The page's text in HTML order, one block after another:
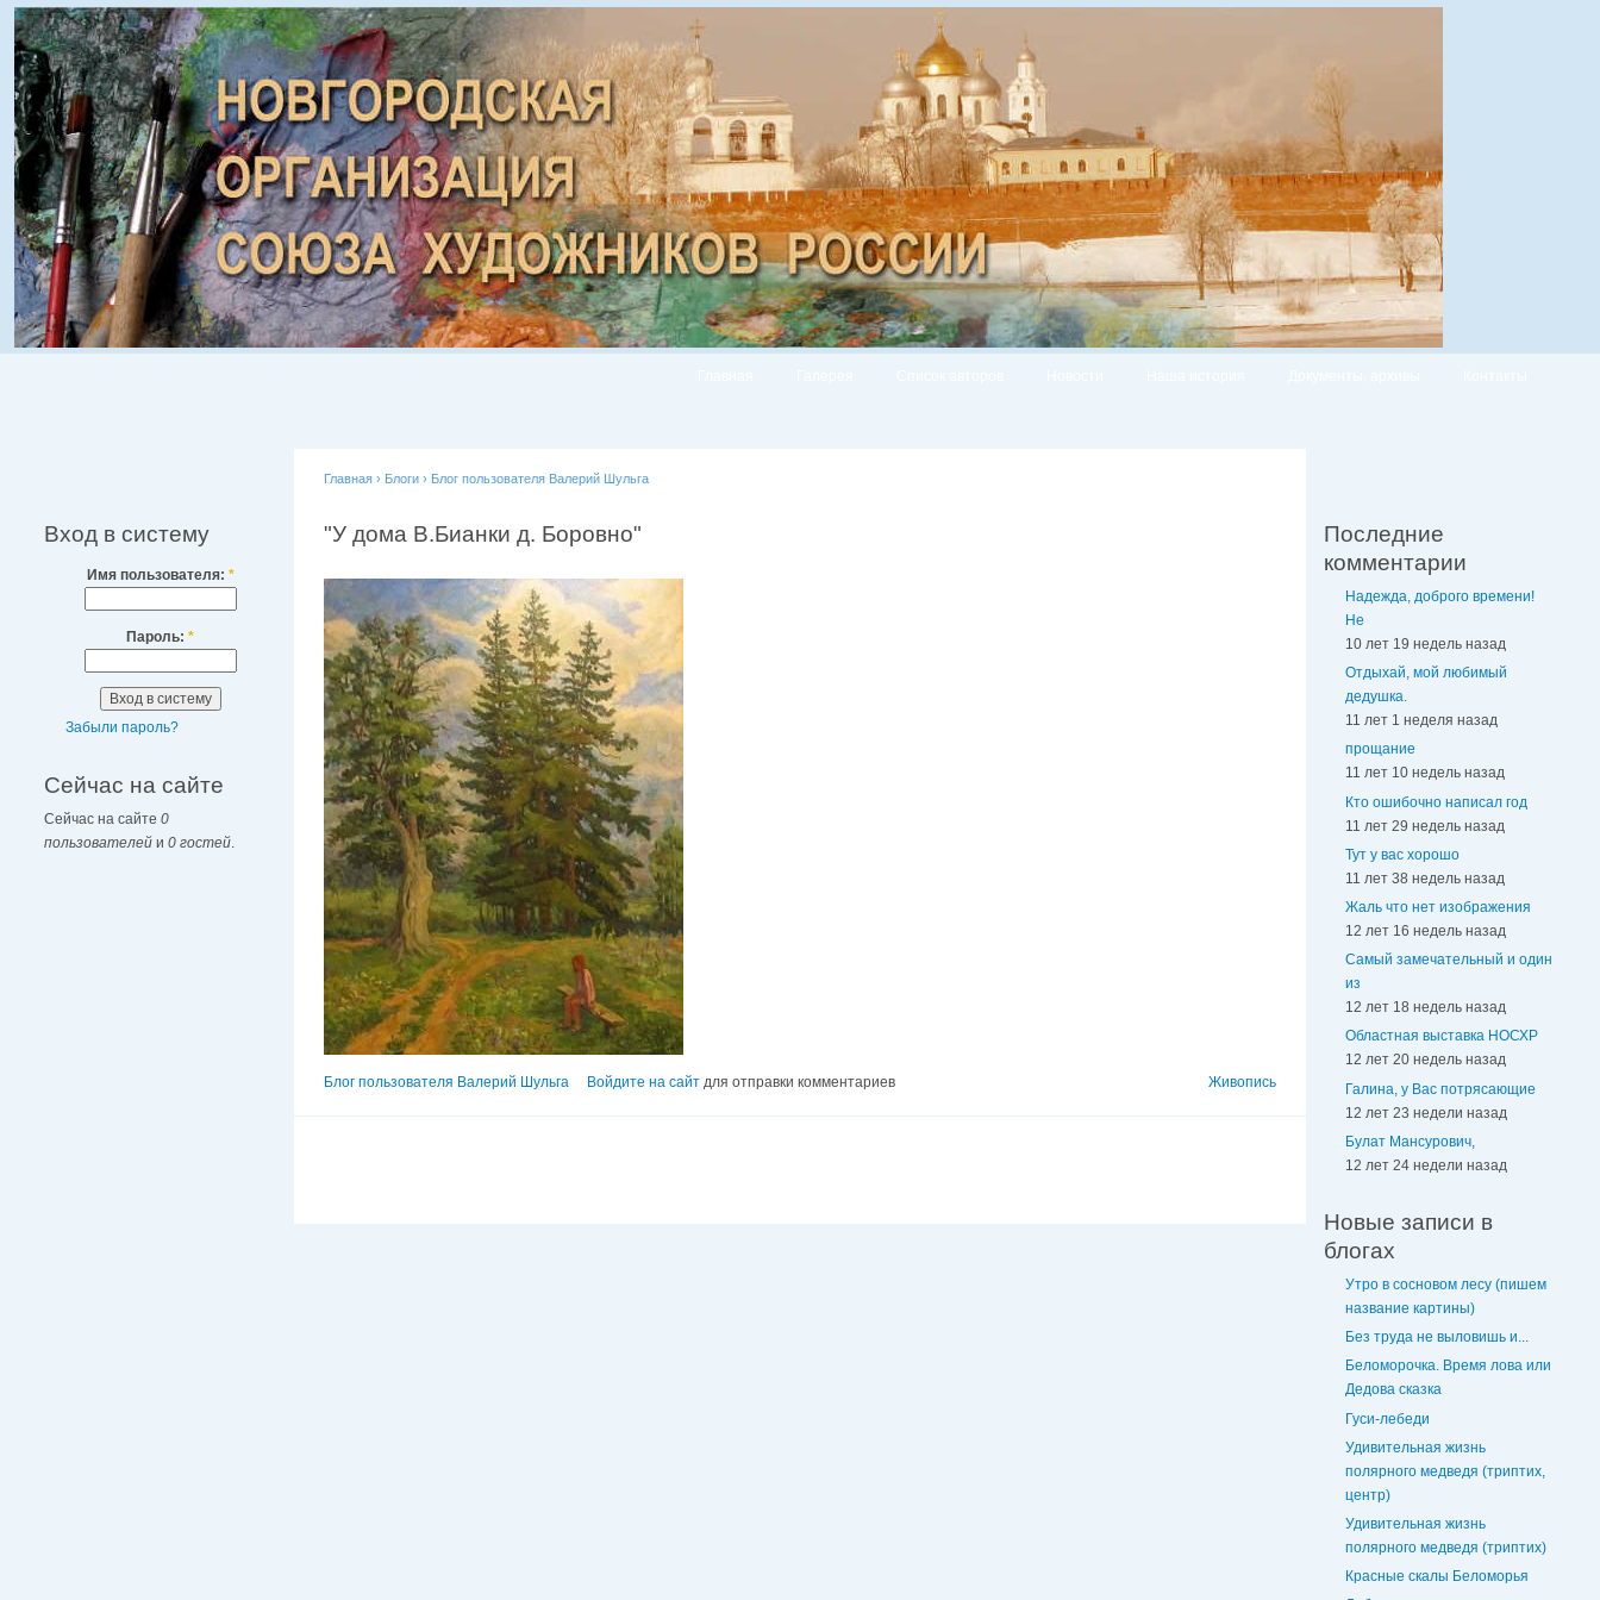
Вход в систему
Имя пользователя: *
Пароль: *
Забыли пароль?
Сейчас на сайте
Сейчас на сайте 0
пользователей и 0 гостей
Главная › Блоги › Блог пользователя Валерий Шульга
"У дома В.Бианки д. Боровно"
Живопись
Блог пользователя Валерий Шульга Войдите на сайт для отправки комментариев
Последние
комментарии
Надежда, доброго времени!
Не
10 лет 19 недель назад
Отдыхай, мой любимый
дедушка.
11 лет 1 неделя назад
прощание
11 лет 10 недель назад
Кто ошибочно написал год
11 лет 29 недель назад
Тут у вас хорошо
11 лет 38 недель назад
Жаль что нет изображения
12 лет 16 недель назад
Самый замечательный и один
из
12 лет 18 недель назад
Областная выставка НОСХР
12 лет 20 недель назад
Галина, у Вас потрясающие
12 лет 23 недели назад
Булат Мансурович,
12 лет 24 недели назад
Новые записи в
блогах
Утро в сосновом лесу (пишем
название картины)
Без труда не выловишь и...
Беломорочка. Время лова или
Дедова сказка
Гуси-лебеди
Удивительная жизнь
полярного медведя (триптих,
центр)
Удивительная жизнь
полярного медведя (триптих)
Красные скалы Беломорья